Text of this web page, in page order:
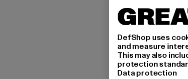
DefShop uses
and measure
This may also
protection
Data protection